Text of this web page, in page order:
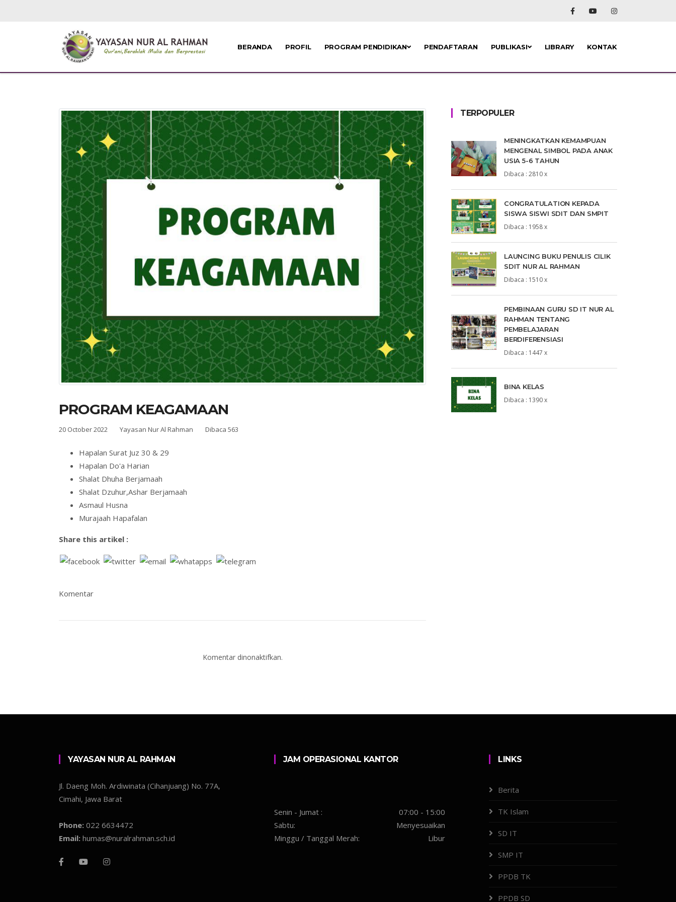
BERANDA PROFIL PROGRAM PENDIDIKAN PENDAFTARAN PUBLIKASI LIBRARY KONTAK
PROGRAM KEAGAMAAN
20 October 2022 Yayasan Nur Al Rahman Dibaca 563
Hapalan Surat Juz 30 & 29
Hapalan Do'a Harian
Shalat Dhuha Berjamaah
Shalat Dzuhur,Ashar Berjamaah
Asmaul Husna
Murajaah Hapafalan
Share this artikel :
Komentar
Komentar dinonaktifkan.
TERPOPULER
MENINGKATKAN KEMAMPUAN
MENGENAL SIMBOL PADA ANAK
USIA 5-6 TAHUN
Dibaca : 2810 x
CONGRATULATION KEPADA
SISWA SISWI SDIT DAN SMPIT
Dibaca : 1958 x
LAUNCING BUKU PENULIS CILIK
SDIT NUR AL RAHMAN
Dibaca : 1510 x
PEMBINAAN GURU SD IT NUR AL
RAHMAN TENTANG
PEMBELAJARAN
BERDIFERENSIASI
Dibaca : 1447 x
BINA KELAS
Dibaca : 1390 x
YAYASAN NUR AL RAHMAN
Jl. Daeng Moh. Ardiwinata (Cihanjuang) No. 77A,
Cimahi, Jawa Barat
Phone: 022 6634472
Email: humas@nuralrahman.sch.id
JAM OPERASIONAL KANTOR
Senin - Jumat :
07:00 - 15:00
Sabtu:
Menyesuaikan
Minggu / Tanggal Merah:
Libur
LINKS
Berita
TK Islam
SD IT
SMP IT
PPDB TK
PPDB SD